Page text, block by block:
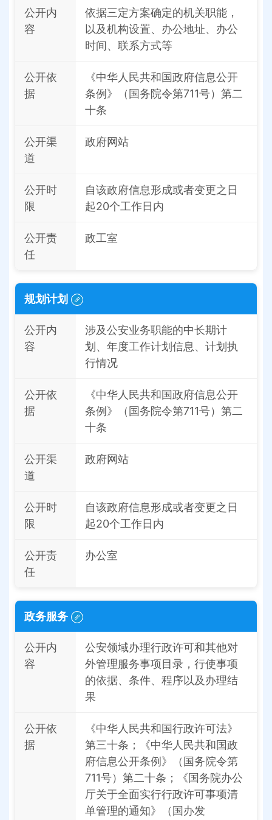
公开内
容
依据三定方案确定的机关职能，
以及机构设置、办公地址、办公
时间、联系方式等
公开依
据
《中华人民共和国政府信息公开
条例》（国务院令第711号）第二
十条
公开渠
道
政府网站
公开时
限
自该政府信息形成或者变更之日
起20个工作日内
公开责
任
政工室
规划计划
公开内
容
涉及公安业务职能的中长期计
划、年度工作计划信息、计划执
行情况
公开依
据
《中华人民共和国政府信息公开
条例》（国务院令第711号）第二
十条
公开渠
道
政府网站
公开时
限
自该政府信息形成或者变更之日
起20个工作日内
公开责
任
办公室
政务服务
公开内
容
公安领域办理行政许可和其他对
外管理服务事项目录，行使事项
的依据、条件、程序以及办理结
果
公开依
据
《中华人民共和国行政许可法》
第三十条；《中华人民共和国政
府信息公开条例》（国务院令第
711号）第二十条；《国务院办公
厅关于全面实行行政许可事项清
单管理的通知》（国办发